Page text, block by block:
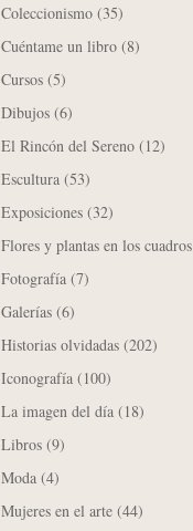
Coleccionismo (35)
Cuéntame un libro (8)
Cursos (5)
Dibujos (6)
El Rincón del Sereno (12)
Escultura (53)
Exposiciones (32)
Flores y plantas en los cuadros
Fotografía (7)
Galerías (6)
Historias olvidadas (202)
Iconografía (100)
La imagen del día (18)
Libros (9)
Moda (4)
Mujeres en el arte (44)